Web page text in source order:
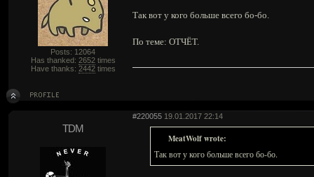
Posts: 12064
Has thanked: 2652times
Have thanks: 2442times
Так вот у кого больше всего бо-бо.
По теме: ОТЧЁТ.
#220055 19.01.2017 22:14
TDM
MeatWolf wrote:
Так вот у кого больше всего бо-бо.